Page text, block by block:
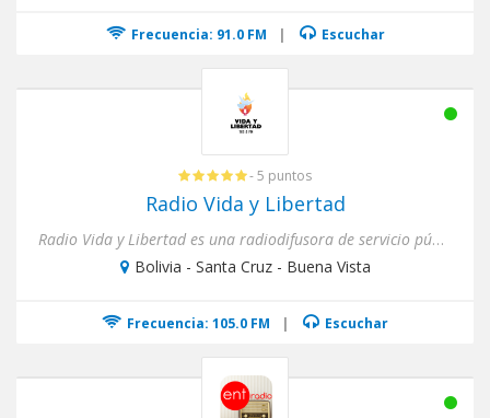
Frecuencia: 91.0 FM | Escuchar
- 5 puntos
Radio Vida y Libertad
Radio Vida y Libertad es una radiodifusora de servicio público, con carácter cultural y educativo. Produce, transmi...
Bolivia - Santa Cruz - Buena Vista
Frecuencia: 105.0 FM | Escuchar